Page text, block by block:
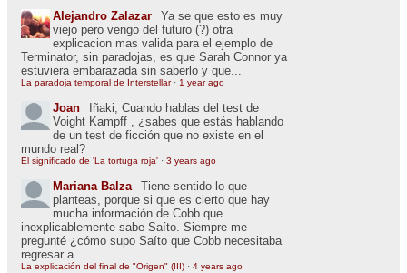
Alejandro Zalazar
Ya se que esto es muy
viejo pero vengo del futuro (?) otra
explicacion mas valida para el ejemplo de
Terminator, sin paradojas, es que Sarah Connor ya
estuviera embarazada sin saberlo y que...
La paradoja temporal de Interstellar· 1 year ago
Joan
Iñaki, Cuando hablas del test de
Voight Kampff , ¿sabes que estás hablando
de un test de ficción que no existe en el
mundo real?
El significado de 'La tortuga roja' · 3 years ago
Mariana Balza
Tiene sentido lo que
planteas, porque si que es cierto que hay
mucha información de Cobb que
inexplicablemente sabe Saíto. Siempre me
pregunté ¿cómo supo Saíto que Cobb necesitaba
regresar a...
La explicación del final de "Origen" (III) · 4 years ago